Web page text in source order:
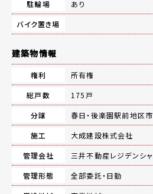
駐輪場
あり
バイク置き場
建築物情報
権利
所有権
総戸数
175戸
分譲
春日・後楽園駅前地区
施工
大成建設株式会社
管理会社
三井不動産レジデンシ
管理形態
全部委託・日勤